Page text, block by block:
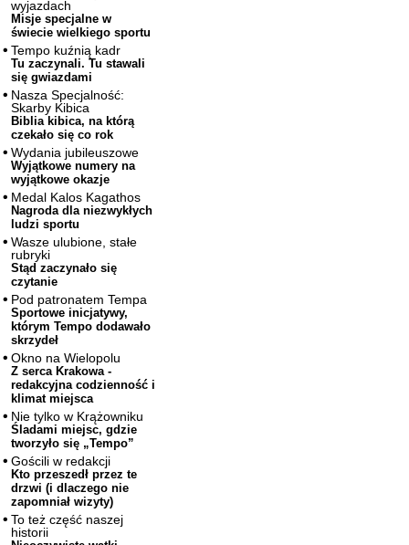
wyjazdach
Misje specjalne w
świecie wielkiego sportu
Tempo kuźnią kadr
Tu zaczynali. Tu stawali
się gwiazdami
Nasza Specjalność:
Skarby Kibica
Biblia kibica, na którą
czekało się co rok
Wydania jubileuszowe
Wyjątkowe numery na
wyjątkowe okazje
Medal Kalos Kagathos
Nagroda dla niezwykłych
ludzi sportu
Wasze ulubione, stałe
rubryki
Stąd zaczynało się
czytanie
Pod patronatem Tempa
Sportowe inicjatywy,
którym Tempo dodawało
skrzydeł
Okno na Wielopolu
Z serca Krakowa -
redakcyjna codzienność i
klimat miejsca
Nie tylko w Krążowniku
Śladami miejsc, gdzie
tworzyło się „Tempo”
Gościli w redakcji
Kto przeszedł przez te
drzwi (i dlaczego nie
zapomniał wizyty)
To też część naszej
historii